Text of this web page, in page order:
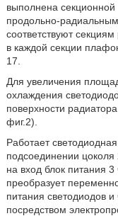
выполнена
продольно-
соответствуют
в каждой секции
17.
Для увеличения
охлаждения
поверхности
фиг.2).
Работает
подсоединении
на вход блок питания
преобразует
питания светодиодов
посредством